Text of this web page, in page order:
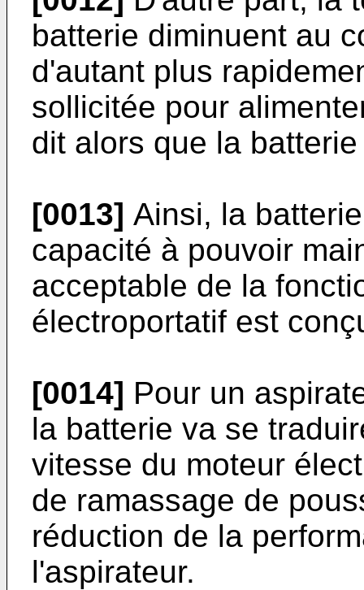
batterie diminuent au
d'autant plus
sollicitée pour
dit alors que la
[0013] Ainsi, la
capacité à pouvoir
acceptable de la
électroportatif est
[0014] Pour un
la batterie va se
vitesse du moteur
de ramassage de
réduction de la
l'aspirateur.